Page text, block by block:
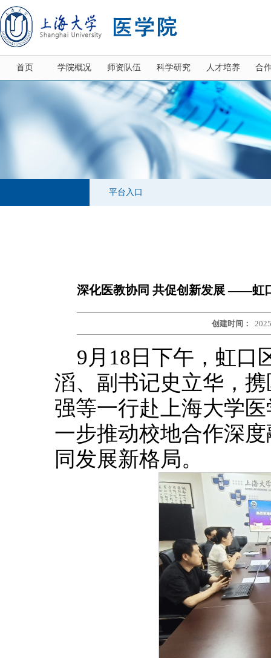
首页 学院概况 师资队伍 科学研究 人才培养 合
平台入口
深化医教协同 共促创新发展 ——虹
创建时间：
9月18日下午，虹口
滔、副书记史立华，
强等一行赴上海大学
一步推动校地合作深
同发展新格局。